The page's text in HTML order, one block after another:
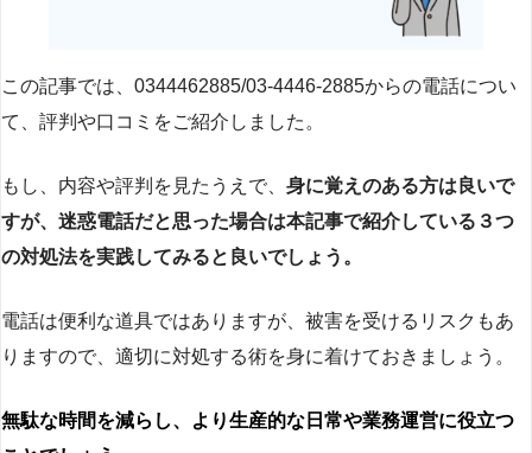
この記事では、0344462885/03-4446-2885からの電話につい
て、評判や口コミをご紹介しました。
もし、内容や評判を見たうえで、 身に覚えのある方は良いで
すが、迷惑電話だと思った場合は本記事で紹介している３つ
の対処法を実践してみると良いでしょう。
電話は便利な道具ではありますが、被害を受けるリスクもあ
りますので、適切に対処する術を身に着けておきましょう。
無駄な時間を減らし、より生産的な日常や業務運営に役立つ